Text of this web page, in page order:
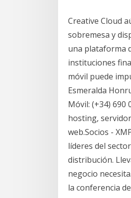
Creative Cloud
sobremesa y
una plataforma
instituciones
móvil puede
Esmeralda
Móvil: (+34) 690
hosting,
web.Socios -
líderes del
distribución.
negocio
la conferencia